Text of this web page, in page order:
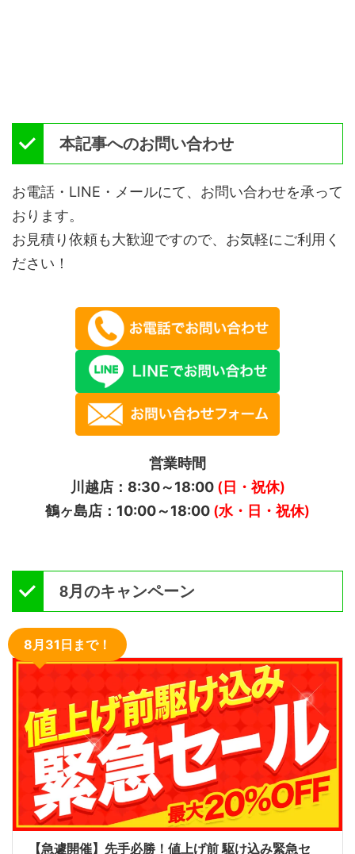
本記事へのお問い合わせ
お電話・LINE・メールにて、お問い合わせを承って
おります。
お見積り依頼も大歓迎ですので、お気軽にご利用く
ださい！
営業時間
川越店：8:30～18:00(日・祝休)
鶴ヶ島店：10:00～18:00 (水・日・祝休)
8月のキャンペーン
8月31日まで！
【急遽開催】先手必勝！値上げ前 駆け込み緊急セ